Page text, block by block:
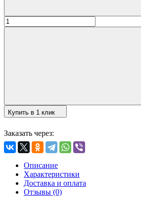
Купить в 1 клик
Заказать через:
Описание
Характеристики
Доставка и оплата
Отзывы (0)